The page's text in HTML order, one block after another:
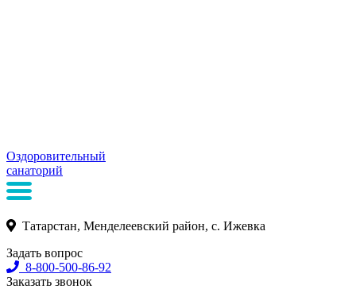
Оздоровительный
санаторий
Татарстан, Менделеевский район, с. Ижевка
Задать вопрос
8-800-500-86-92
Заказать звонок